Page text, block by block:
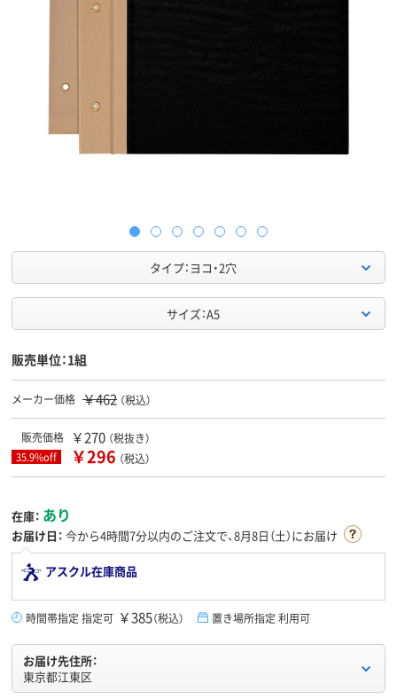
タイプ：ヨコ・2穴
サイズ：A5
販売単位：1組
メーカー価格 ￥462 （税込）
販売価格 ￥270 （税抜き）
35.9%off ￥296 （税込）
在庫： あり
お届け日： 今から4時間7分以内のご注文で、8月8日（土）にお届け
アスクル在庫商品
時間帯指定 指定可 ￥385（税込） 置き場所指定 利用可
お届け先住所：
東京都江東区